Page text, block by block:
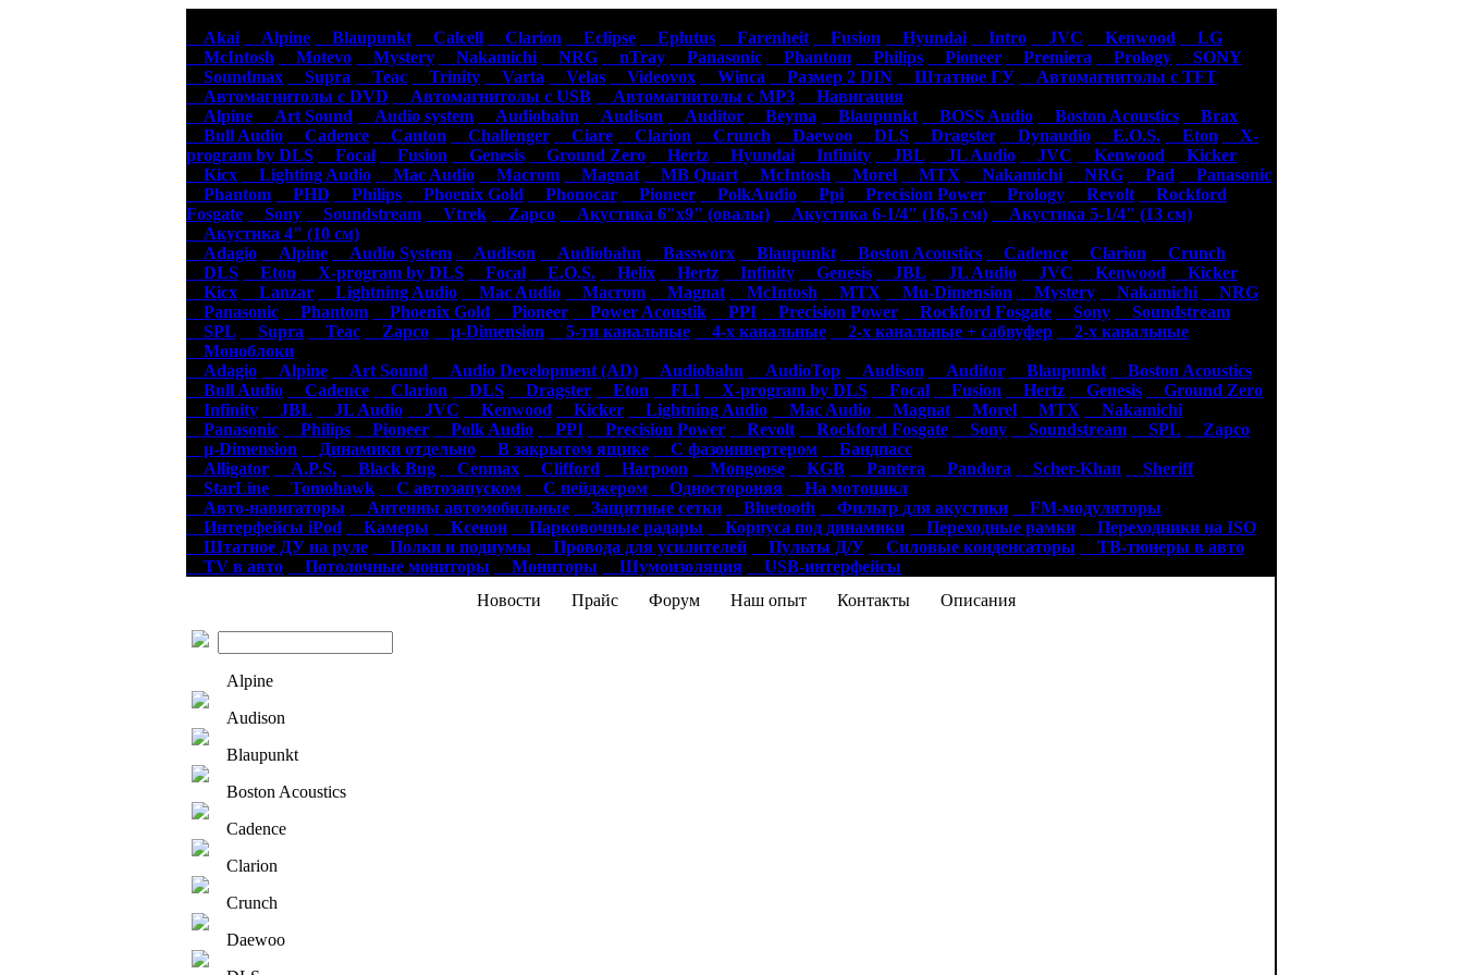
Akai
Alpine Blaupunkt Calcell Clarion Eclipse Eplutus Farenheit Fusion Hyundai Intro JVC Kenwood
LG
McIntosh
Motevo Mystery Nakamichi NRG nTray Panasonic Phantom Philips Pioneer Premiera Prology
SONY
Soundmax
Supra Teac Trinity Varta Velas Videovox Winca Размер 2 DIN Штатное ГУ
Автомагнитолы с TFT
Автомагнитолы с DVD
Автомагнитолы с USB Автомагнитолы с MP3
Навигация
Alpine
Art Sound Audio system Audiobahn Audison Auditor Beyma Blaupunkt BOSS Audio Boston Acoustics
Brax
Bull Audio
Cadence Canton Challenger Ciare Clarion Crunch Daewoo DLS Dragster Dynaudio E.O.S. Eton
X-
program by DLS
Focal Fusion Genesis Ground Zero Hertz Hyundai Infinity JBL JL Audio JVC Kenwood
Kicker
Kicx
Lighting Audio Mac Audio Macrom Magnat MB Quart McIntosh Morel MTX Nakamichi NRG Pad
Panasonic
Phantom
PHD Philips Phoenix Gold Phonocar Pioneer PolkAudio Ppi Precision Power Prology Revolt
Rockford
Fosgate
Sony Soundstream Vtrek Zapco Акустика 6"х9" (овалы) Акустика 6-1/4" (16,5 см)
Акустика 5-1/4" (13 см)
Акустика 4" (10 см)
Adagio
Alpine Audio System Audison Audiobahn Bassworx Blaupunkt Boston Acoustics Cadence Clarion
Crunch
DLS
Eton X-program by DLS Focal E.O.S. Helix Hertz Infinity Genesis JBL JL Audio JVC Kenwood
Kicker
Kicx
Lanzar Lightning Audio Mac Audio Macrom Magnat McIntosh MTX Mu-Dimension Mystery Nakamichi
NRG
Panasonic
Phantom Phoenix Gold Pioneer Power Acoustik PPI Precision Power Rockford Fosgate Sony
Soundstream
SPL
Supra Teac Zapco µ-Dimension 5-ти канальные 4-х канальные 2-х канальные + сабвуфер
2-х канальные
Моноблоки
Adagio
Alpine Art Sound Audio Development (AD) Audiobahn AudioTop Audison Auditor Blaupunkt
Boston Acoustics
Bull Audio
Cadence Clarion DLS Dragster Eton FLI X-program by DLS Focal Fusion Hertz Genesis
Ground Zero
Infinity
JBL JL Audio JVC Kenwood Kicker Lightning Audio Mac Audio Magnat Morel MTX
Nakamichi
Panasonic
Philips Pioneer Polk Audio PPI Precision Power Revolt Rockford Fosgate Sony Soundstream SPL
Zapco
µ-Dimension
Динамики отдельно В закрытом ящике С фазоинвертером
Бандпасс
Alligator
A.P.S. Black Bug Cenmax Clifford Harpoon Mongoose KGB Pantera Pandora Scher-Khan
Sheriff
StarLine
Tomohawk С автозапуском С пейджером Одностороняя
На мотоцикл
Авто-навигаторы
Антенны автомобильные Защитные сетки Bluetooth Фильтр для акустики
FM-модуляторы
Интерфейсы iPod
Камеры Ксенон Парковочные радары Корпуса под динамики Переходные рамки
Переходники на ISO
Штатное ДУ на руле
Полки и подиумы Провода для усилителей Пульты Д/У Силовые конденсаторы
ТВ-тюнеры в авто
TV в авто
Потолочные мониторы Мониторы Шумоизоляция
USB-интерфейсы
Новости ПрайсФорумНаш опытКонтактыОписания
Alpine
Audison
Blaupunkt
Boston Acoustics
Cadence
Clarion
Crunch
Daewoo